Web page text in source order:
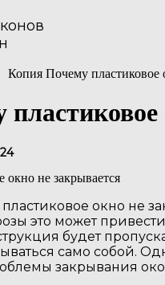
Копия Почему пластиковое
окно не
это может
будет
само собой.
закрывания